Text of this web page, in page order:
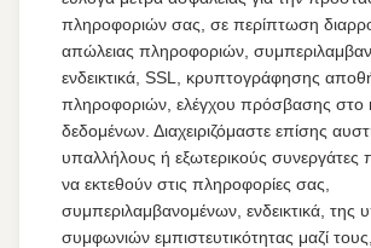
πληροφοριών σας, σε περίπτωση
απώλειας πληροφοριών,
ενδεικτικά, SSL, κρυπτογράφησης
πληροφοριών, ελέγχου πρόσβασης στο
δεδομένων. Διαχειριζόμαστε επίσης
υπαλλήλους ή εξωτερικούς συνεργάτες
να εκτεθούν στις πληροφορίες σας,
συμπεριλαμβανομένων, ενδεικτικά, της
συμφωνιών εμπιστευτικότητας μαζί